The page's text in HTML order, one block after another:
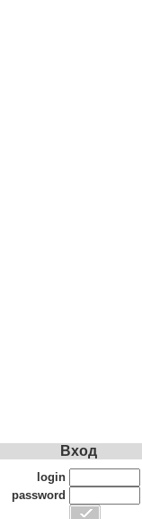
Вход
login
password